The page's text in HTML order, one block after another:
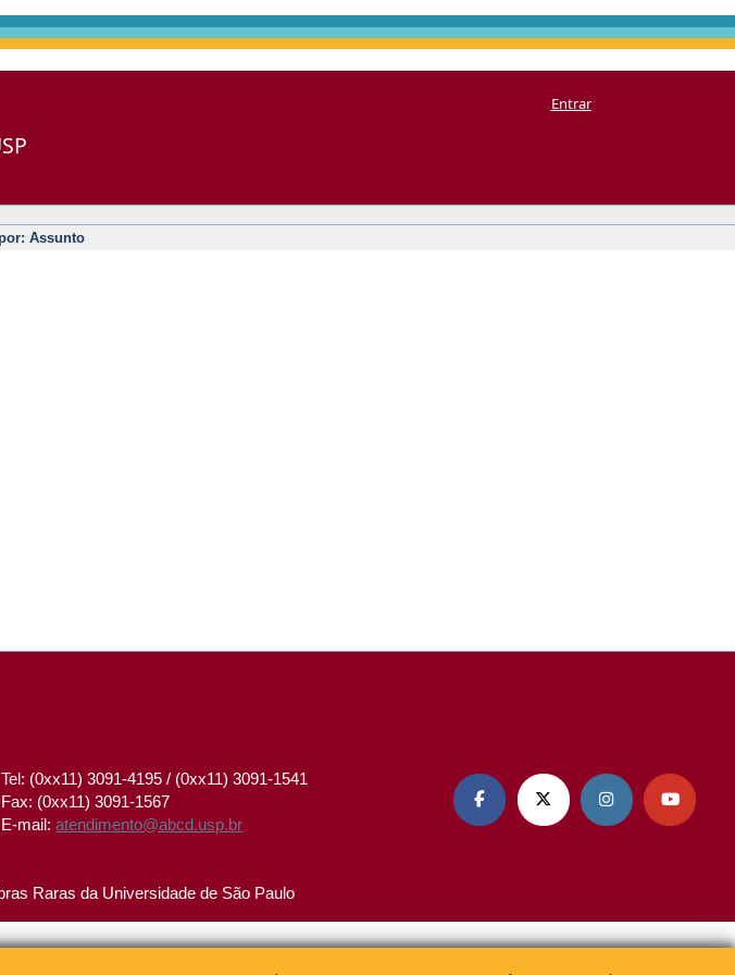
Entrar
Assunto
Tel: (0xx11) 3091-4195 / (0xx11) 3091-1541
Fax: (0xx11) 3091-1567
E-mail:atendimento@abcd.usp.br
   
Raras da Universidade de São Paulo